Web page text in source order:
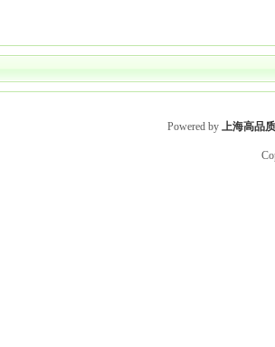
Powered by 上海高品